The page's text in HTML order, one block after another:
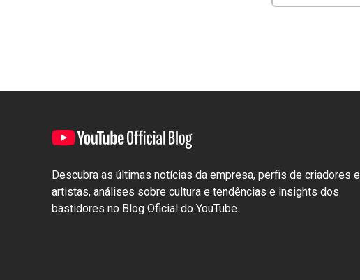
Descubra as últimas notícias da empresa, perfis de criadores e
artistas, análises sobre cultura e tendências e insights dos
bastidores no Blog Oficial do YouTube.